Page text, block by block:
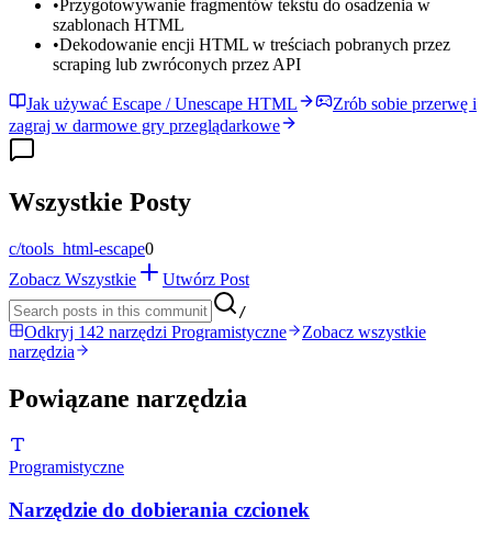
• Przygotowywanie fragmentów tekstu do osadzenia w
szablonach HTML
•Dekodowanie encji HTML w treściach pobranych przez
scraping lub zwróconych przez API
Jak używać Escape / Unescape HTML
Zrób sobie przerwę i
zagraj w darmowe gry przeglądarkowe
Wszystkie Posty
c/tools_html-escape0
Zobacz Wszystkie
Utwórz Post
/
Odkryj 142 narzędzi Programistyczne
Zobacz wszystkie
narzędzia
Powiązane narzędzia
Programistyczne
Narzędzie do dobierania czcionek